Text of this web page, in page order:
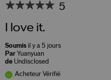
5
I love it.
Soumis il y a 5 jours
Par Yuanyuan
de Undisclosed
Acheteur Vérifié